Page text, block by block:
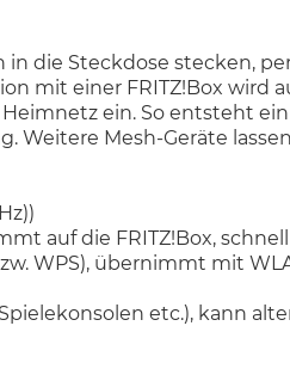
die Steckdose stecken,
mit einer FRITZ!Box wird
ein. So entsteht
Mesh-Geräte
auf die FRITZ!Box,
WPS), übernimmt mit
etc.), kann